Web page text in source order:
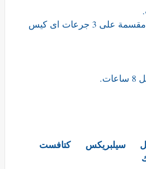
- أقصى جرعة ممكنة فى اليوم الواحد هى 3 اكياس اى 150 مجم مقسمة على 3 جرعات اى كيس
سيلبريكس
كتافست